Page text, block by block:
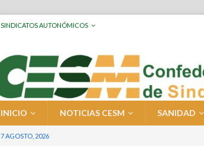
SINDICATOS AUTONÓMICOS
INICIO NOTICIAS CESM SANIDAD
7 AGOSTO, 2026